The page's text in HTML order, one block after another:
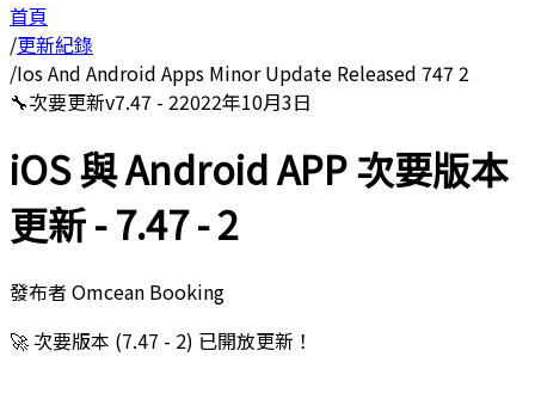
首頁
/更新紀錄
/Ios And Android Apps Minor Update Released 747 2
🔧次要更新v7.47 - 22022年10月3日
iOS 與 Android APP 次要版本
更新 - 7.47 - 2
發布者Omcean Booking
🚀 次要版本 (7.47 - 2) 已開放更新！